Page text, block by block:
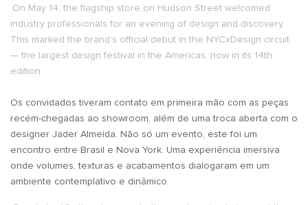
On May 14, the flagship store on Hudson Street welcomed
industry professionals for an evening of design and discovery.
This marked the brand’s official debut in the NYCxDesign circuit
— the largest design festival in the Americas, now in its 14th
edition.
Os convidados tiveram contato em primeira mão com as peças
recém-chegadas ao showroom, além de uma troca aberta com o
designer Jader Almeida. Não só um evento, este foi um
encontro entre Brasil e Nova York. Uma experiência imersiva
onde volumes, texturas e acabamentos dialogaram em um
ambiente contemplativo e dinâmico.